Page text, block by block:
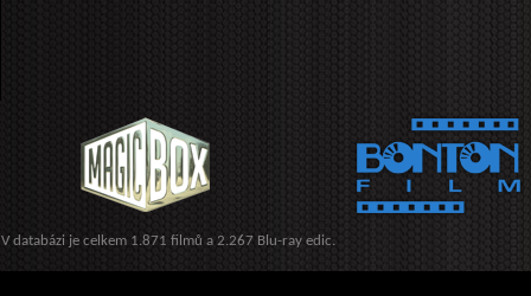
V databázi je celkem 1.871 filmů a 2.267 Blu-ray edic.